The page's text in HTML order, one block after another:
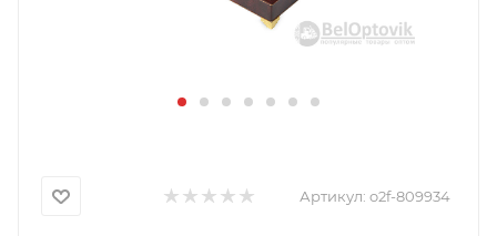
Артикул: o2f-809934